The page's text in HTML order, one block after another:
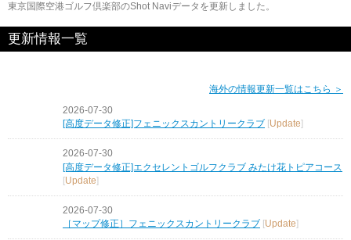
東京国際空港ゴルフ倶楽部のShot Naviデータを更新しました。
更新情報一覧
海外の情報更新一覧はこちら ＞
2026-07-30
[高度データ修正]フェニックスカントリークラブ
Update
2026-07-30
[高度データ修正]エクセレントゴルフクラブ みたけ花トピアコース
[Update]
2026-07-30
［マップ修正］フェニックスカントリークラブ [Update]